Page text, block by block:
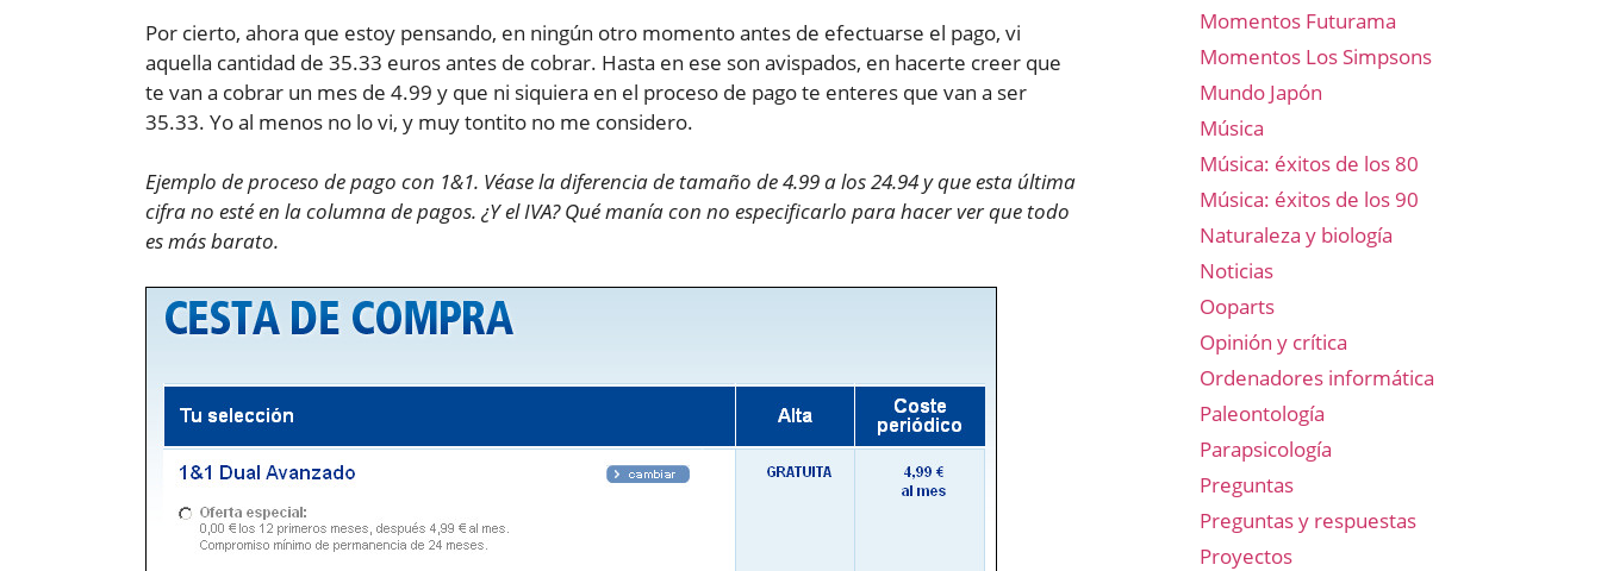
Por cierto, ahora que estoy pensando, en ningún otro momento antes de efectuarse el pago, vi
aquella cantidad de 35.33 euros antes de cobrar. Hasta en ese son avispados, en hacerte creer que
te van a cobrar un mes de 4.99 y que ni siquiera en el proceso de pago te enteres que van a ser
35.33. Yo al menos no lo vi, y muy tontito no me considero.
Ejemplo de proceso de pago con 1&1. Véase la diferencia de tamaño de 4.99 a los 24.94 y que esta última
cifra no esté en la columna de pagos. ¿Y el IVA? Qué manía con no especificarlo para hacer ver que todo
es más barato.
Momentos Futurama
Momentos Los Simpsons
Mundo Japón
Música
Música: éxitos de los 80
Música: éxitos de los 90
Naturaleza y biología
Noticias
Ooparts
Opinión y crítica
Ordenadores informática
Paleontología
Parapsicología
Preguntas
Preguntas y respuestas
Proyectos